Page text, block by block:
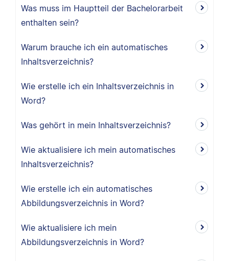
Was muss im Hauptteil der Bachelorarbeit
enthalten sein?
Warum brauche ich ein automatisches
Inhaltsverzeichnis?
Wie erstelle ich ein Inhaltsverzeichnis in
Word?
Was gehört in mein Inhaltsverzeichnis?
Wie aktualisiere ich mein automatisches
Inhaltsverzeichnis?
Wie erstelle ich ein automatisches
Abbildungsverzeichnis in Word?
Wie aktualisiere ich mein
Abbildungsverzeichnis in Word?